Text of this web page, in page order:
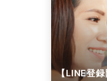
【LINE登